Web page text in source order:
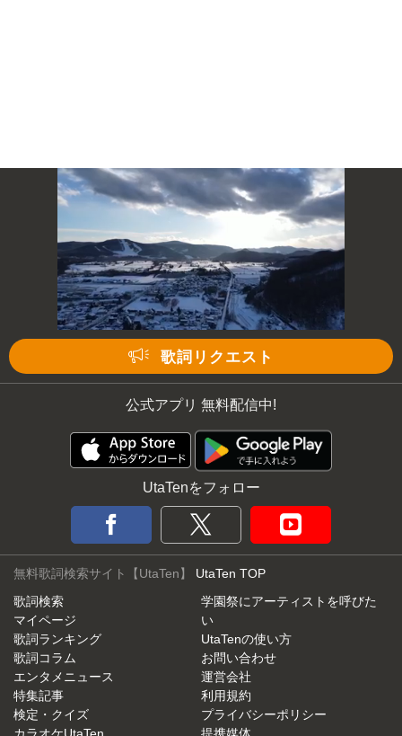
歌詞リクエスト
公式アプリ 無料配信中!
UtaTenをフォロー
無料歌詞検索サイト【UtaTen】 UtaTen TOP
歌詞検索
マイページ
歌詞ランキング
歌詞コラム
エンタメニュース
特集記事
検定・クイズ
カラオケUtaTen
学園祭にアーティストを呼びた
い
UtaTenの使い方
お問い合わせ
運営会社
利用規約
プライバシーポリシー
提携媒体